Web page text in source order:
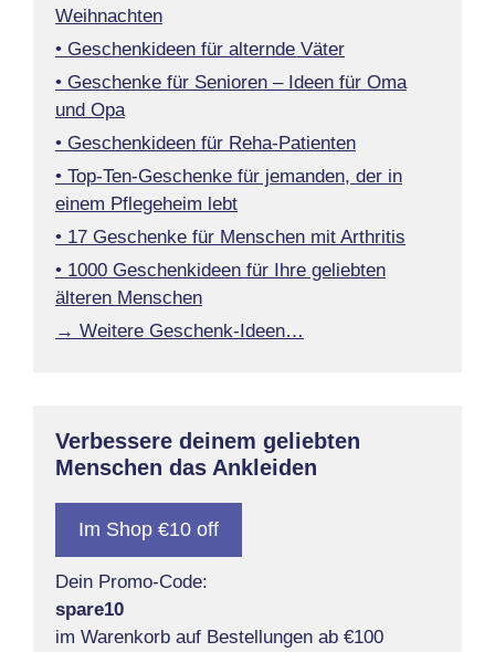
Weihnachten
• Geschenkideen für alternde Väter
• Geschenke für Senioren – Ideen für Oma
und Opa
• Geschenkideen für Reha-Patienten
• Top-Ten-Geschenke für jemanden, der in
einem Pflegeheim lebt
• 17 Geschenke für Menschen mit Arthritis
• 1000 Geschenkideen für Ihre geliebten
älteren Menschen
→ Weitere Geschenk-Ideen…
Verbessere deinem geliebten
Menschen das Ankleiden
Im Shop €10 off
Dein Promo-Code:
spare10
im Warenkorb auf Bestellungen ab €100